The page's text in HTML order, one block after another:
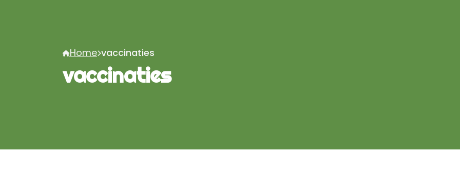
Home vaccinaties
vaccinaties